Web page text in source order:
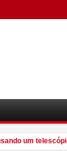
um telescópio